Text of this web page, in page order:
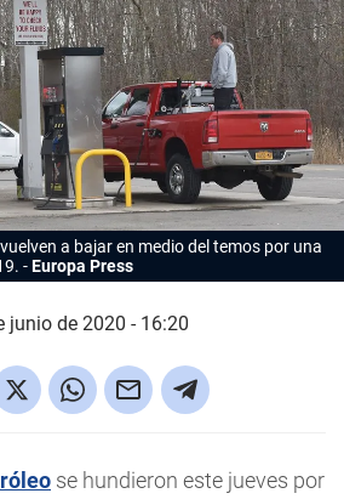
a bajar en medio del temos por una
Europa Press
junio de 2020 - 16:20
se hundieron este jueves por